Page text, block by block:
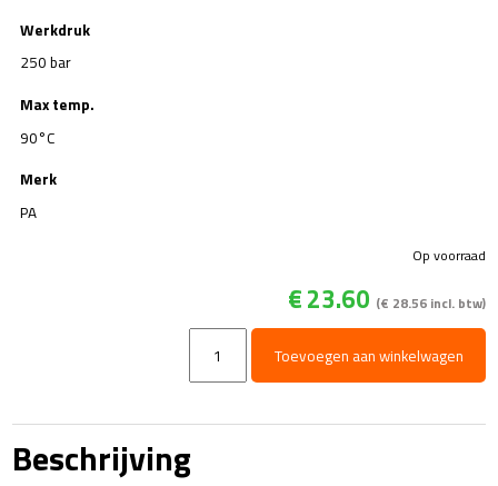
Werkdruk
250 bar
Max temp.
90°C
Merk
PA
€23.60 (€ 28.56incl. btw)
Op voorraad
Snelkoppeling
-
messing
Toevoegen aan winkelwagen
Beschrijving